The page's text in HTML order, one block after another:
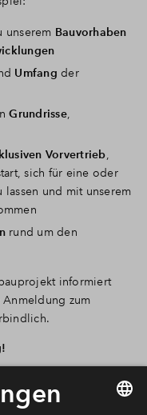
unserem Bauvorhaben
Umfang der
Grundrisse,
Vorvertrieb,
sich für eine oder
und mit unserem
rund um den
informiert
zum